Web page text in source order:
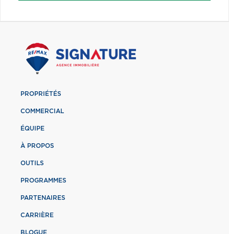
PROPRIÉTÉS
COMMERCIAL
ÉQUIPE
À PROPOS
OUTILS
PROGRAMMES
PARTENAIRES
CARRIÈRE
BLOGUE